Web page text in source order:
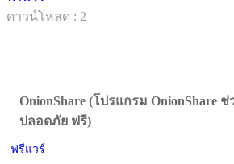
ดาวน์โหลด : 2
OnionShare (โปรแกรม OnionShare
ปลอดภัย ฟรี)
ฟรีแวร์